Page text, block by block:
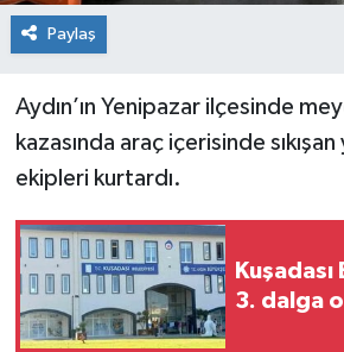
Paylaş
Aydın’ın Yenipazar ilçesinde
kazasında araç içerisinde
ekipleri kurtardı.
3. dalga